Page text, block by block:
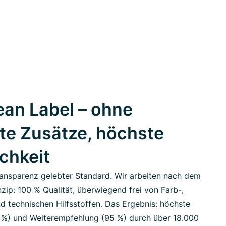
Label – ohne
Zusätze, höchste
gelebter Standard. Wir arbeiten nach dem
100 % Qualität, überwiegend frei von Farb-,
technischen Hilfsstoffen. Das Ergebnis: höchste
und Weiterempfehlung (95 %) durch über 18.000